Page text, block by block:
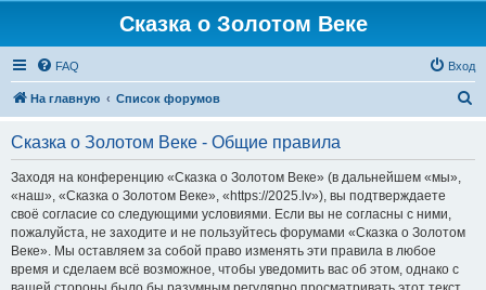
Сказка о Золотом Веке
FAQ Вход
На главную Список форумов
Сказка о Золотом Веке - Общие правила
Заходя на конференцию «Сказка о Золотом Веке» (в дальнейшем «мы»,
«наш», «Сказка о Золотом Веке», «https://2025.lv»), вы подтверждаете
своё согласие со следующими условиями. Если вы не согласны с ними,
пожалуйста, не заходите и не пользуйтесь форумами «Сказка о Золотом
Веке». Мы оставляем за собой право изменять эти правила в любое
время и сделаем всё возможное, чтобы уведомить вас об этом, однако с